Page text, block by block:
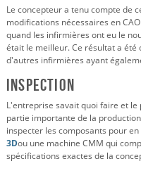
Le concepteur a tenu compte de
modifications nécessaires en
quand les infirmières ont eu le
était le meilleur. Ce résultat a
d'autres infirmières ayant
Inspection
L'entreprise savait quoi faire et
partie importante de la
inspecter les composants pour
3Dou une machine CMM qui
spécifications exactes de la